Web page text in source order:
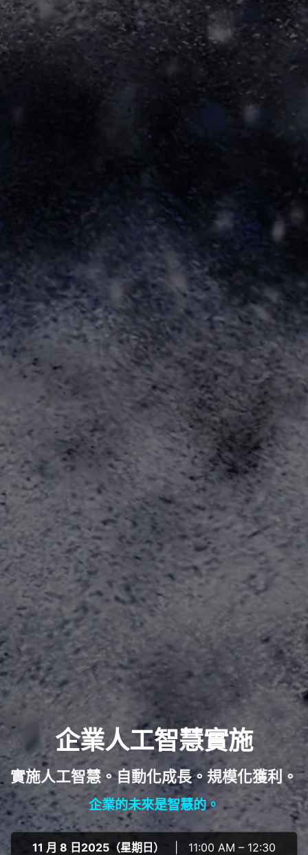
企業人工智慧實施
實施人工智慧。自動化成長。規模化獲利。
企業的未來是智慧的。
11 月 8 日2025（星期日）
| 11:00 AM – 12:30